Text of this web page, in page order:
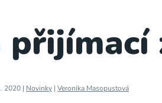
přijímací
2020 | Novinky | Veronika Masopustová